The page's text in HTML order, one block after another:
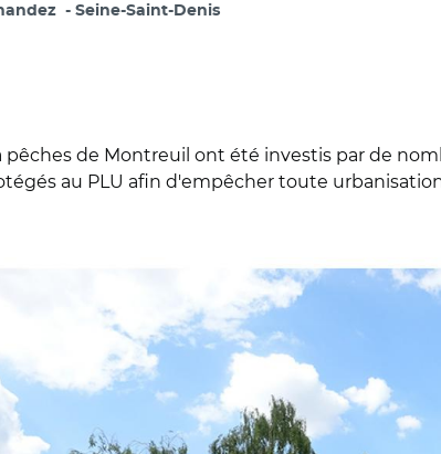
Seine-Saint-Denis
de Montreuil ont été investis par de
au PLU afin d'empêcher toute